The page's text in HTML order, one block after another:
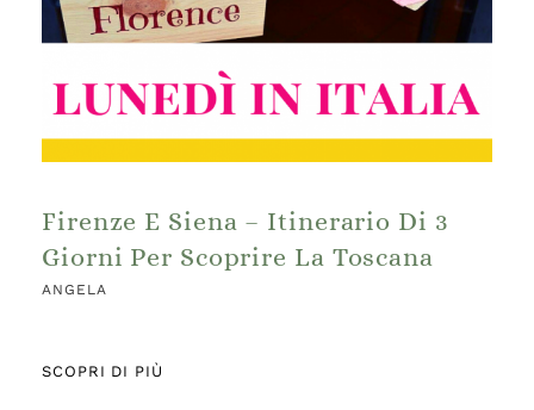
Firenze E Siena – Itinerario Di 3
Giorni Per Scoprire La Toscana
ANGELA
SCOPRI DI PIÙ